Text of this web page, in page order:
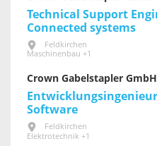
Technical Support
Connected systems
Feldkirchen
Maschinenbau +1
Crown Gabelstapler GmbH
Software
Feldkirchen
Elektrotechnik +1